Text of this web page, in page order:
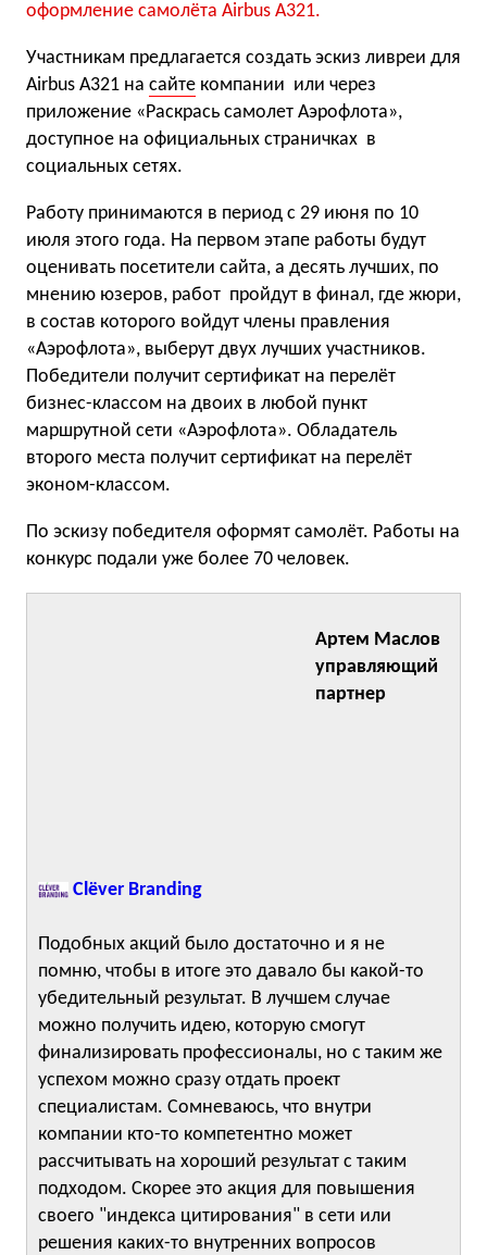
оформление самолёта Airbus A321.
Участникам предлагается создать эскиз ливреи для
Airbus A321 на сайте компании или через
приложение «Раскрась самолет Аэрофлота»,
доступное на официальных страничках в
социальных сетях.
Работу принимаются в период с 29 июня по 10
июля этого года. На первом этапе работы будут
оценивать посетители сайта, а десять лучших, по
мнению юзеров, работ пройдут в финал, где жюри,
в состав которого войдут члены правления
«Аэрофлота», выберут двух лучших участников.
Победители получит сертификат на перелёт
бизнес-классом на двоих в любой пункт
маршрутной сети «Аэрофлота». Обладатель
второго места получит сертификат на перелёт
эконом-классом.
По эскизу победителя оформят самолёт. Работы на
конкурс подали уже более 70 человек.
Артем Маслов
управляющий
партнер
Clёver Branding
Подобных акций было достаточно и я не
помню, чтобы в итоге это давало бы какой-то
убедительный результат. В лучшем случае
можно получить идею, которую смогут
финализировать профессионалы, но с таким же
успехом можно сразу отдать проект
специалистам. Сомневаюсь, что внутри
компании кто-то компетентно может
рассчитывать на хороший результат с таким
подходом. Скорее это акция для повышения
своего "индекса цитирования" в сети или
решения каких-то внутренних вопросов